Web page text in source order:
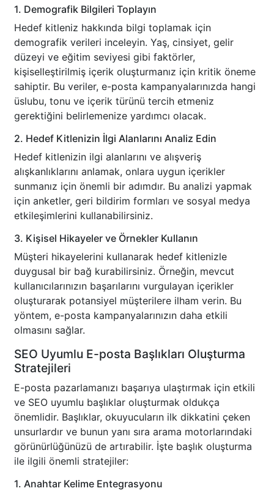
1. Demografik Bilgileri Toplayın
Hedef kitleniz hakkında bilgi toplamak için
demografik verileri inceleyin. Yaş, cinsiyet, gelir
düzeyi ve eğitim seviyesi gibi faktörler,
kişiselleştirilmiş içerik oluşturmanız için kritik öneme
sahiptir. Bu veriler, e-posta kampanyalarınızda hangi
üslubu, tonu ve içerik türünü tercih etmeniz
gerektiğini belirlemenize yardımcı olacak.
2. Hedef Kitlenizin İlgi Alanlarını Analiz Edin
Hedef kitlenizin ilgi alanlarını ve alışveriş
alışkanlıklarını anlamak, onlara uygun içerikler
sunmanız için önemli bir adımdır. Bu analizi yapmak
için anketler, geri bildirim formları ve sosyal medya
etkileşimlerini kullanabilirsiniz.
3. Kişisel Hikayeler ve Örnekler Kullanın
Müşteri hikayelerini kullanarak hedef kitlenizle
duygusal bir bağ kurabilirsiniz. Örneğin, mevcut
kullanıcılarınızın başarılarını vurgulayan içerikler
oluşturarak potansiyel müşterilere ilham verin. Bu
yöntem, e-posta kampanyalarınızın daha etkili
olmasını sağlar.
SEO Uyumlu E-posta Başlıkları Oluşturma
Stratejileri
E-posta pazarlamanızı başarıya ulaştırmak için etkili
ve SEO uyumlu başlıklar oluşturmak oldukça
önemlidir. Başlıklar, okuyucuların ilk dikkatini çeken
unsurlardır ve bunun yanı sıra arama motorlarındaki
görünürlüğünüzü de artırabilir. İşte başlık oluşturma
ile ilgili önemli stratejiler:
1. Anahtar Kelime Entegrasyonu